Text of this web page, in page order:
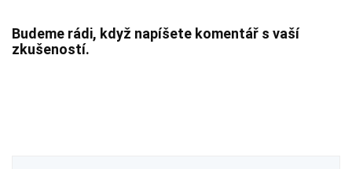
Budeme rádi, když napíšete komentář s vaší
zkušeností.